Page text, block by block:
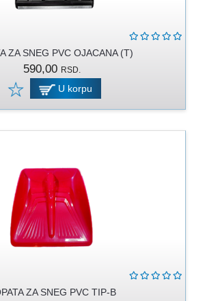
ZA SNEG PVC OJACANA (T)
590,00 RSD.
U korpu
ZA SNEG PVC TIP-B